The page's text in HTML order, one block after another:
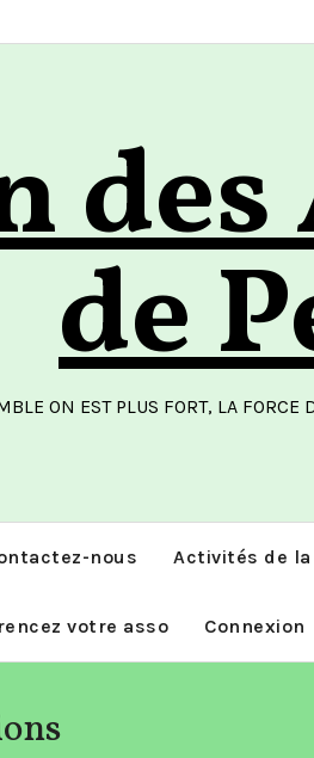
de
ON EST PLUS FORT, LA
nous Activités de la
votre asso Connexion